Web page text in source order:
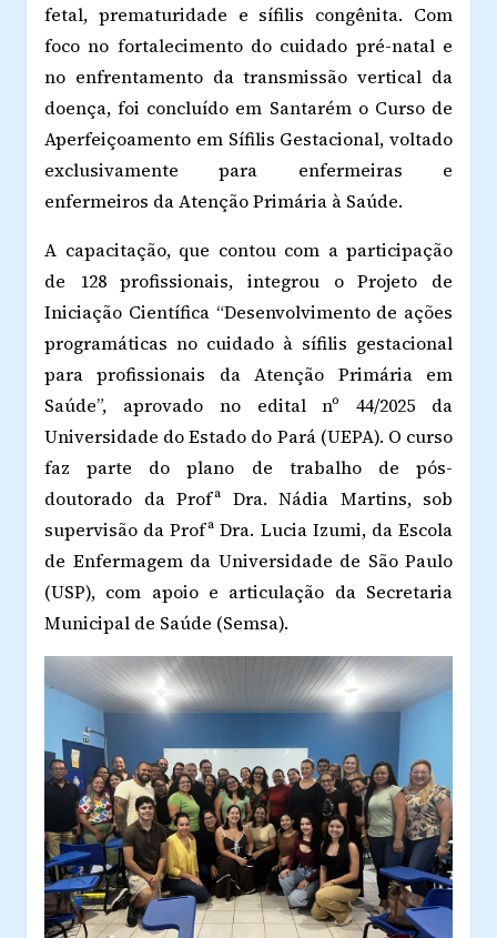
fetal, prematuridade e sífilis congênita. Com
foco no fortalecimento do cuidado pré-natal e
no enfrentamento da transmissão vertical da
doença, foi concluído em Santarém o Curso de
Aperfeiçoamento em Sífilis Gestacional, voltado
exclusivamente para enfermeiras e
enfermeiros da Atenção Primária à Saúde.
A capacitação, que contou com a participação
de 128 profissionais, integrou o Projeto de
Iniciação Científica “Desenvolvimento de ações
programáticas no cuidado à sífilis gestacional
para profissionais da Atenção Primária em
Saúde”, aprovado no edital nº 44/2025 da
Universidade do Estado do Pará (UEPA). O curso
faz parte do plano de trabalho de pós-
doutorado da Profª Dra. Nádia Martins, sob
supervisão da Profª Dra. Lucia Izumi, da Escola
de Enfermagem da Universidade de São Paulo
(USP), com apoio e articulação da Secretaria
Municipal de Saúde (Semsa).